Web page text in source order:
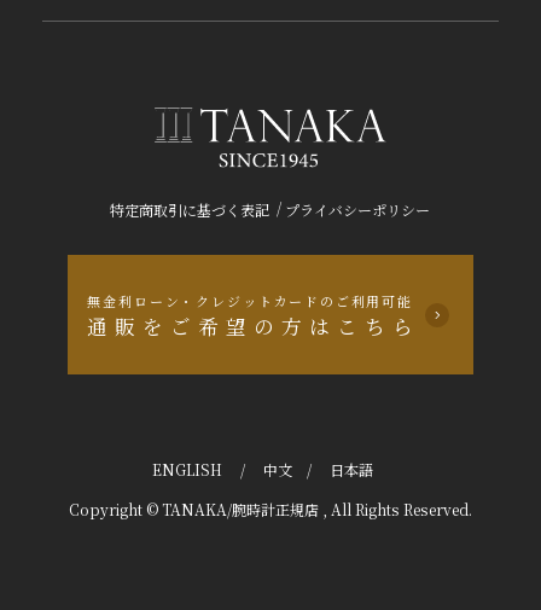
特定商取引に基づく表記 / プライバシーポリシー
無金利ローン・クレジットカードのご利用可能
通販をご希望の方はこちら
ENGLISH / 中文 / 日本語
Copyright © TANAKA/腕時計正規店 , All Rights Reserved.